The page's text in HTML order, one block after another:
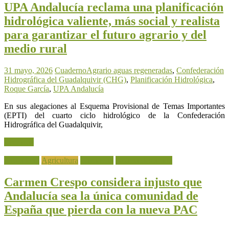
UPA Andalucía reclama una planificación
hidrológica valiente, más social y realista
para garantizar el futuro agrario y del
medio rural
31 mayo, 2026 CuadernoAgrario aguas regeneradas, Confederación
Hidrográfica del Guadalquivir (CHG), Planificación Hidrológica,
Roque García, UPA Andalucía
En sus alegaciones al Esquema Provisional de Temas Importantes
(EPTI) del cuarto ciclo hidrológico de la Confederación
Hidrográfica del Guadalquivir,
Agricultura
Carmen Crespo considera injusto que
Andalucía sea la única comunidad de
España que pierda con la nueva PAC